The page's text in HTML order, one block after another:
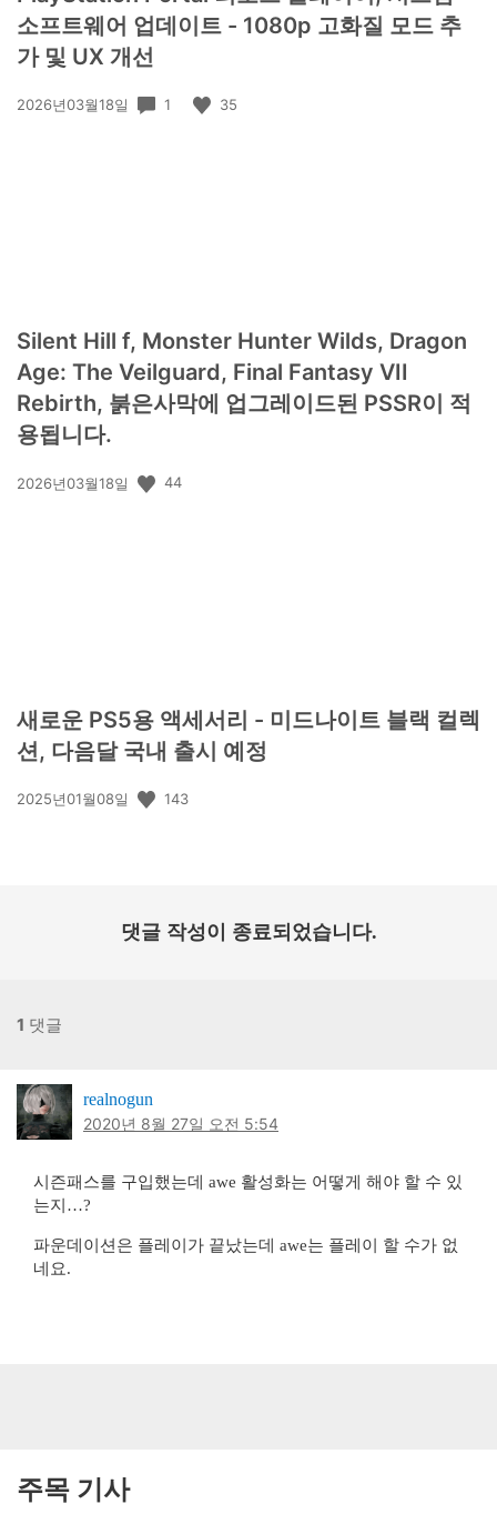
소프트웨어 업데이트 - 1080p 고화질 모드 추
가 및 UX 개선
공
2026년03월18일 1 35
Silent Hill f, Monster Hunter Wilds, Dragon
Age: The Veilguard, Final Fantasy VII
Rebirth, 붉은사막에 업그레이드된 PSSR이 적
용됩니다.
공
2026년03월18일 44
새로운 PS5용 액세서리 - 미드나이트 블랙 컬렉
션, 다음달 국내 출시 예정
공
2025년01월08일 143
댓글 작성이 종료되었습니다.
1 댓글
realnogun
2020년 8월 27일 오전 5:54
시즌패스를 구입했는데 awe 활성화는 어떻게 해야 할 수 있
는지…?
파운데이션은 플레이가 끝났는데 awe는 플레이 할 수가 없
네요.
주목 기사